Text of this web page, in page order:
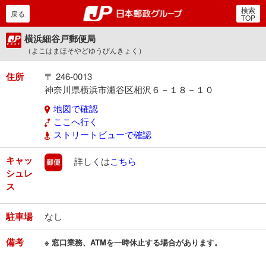
郵便局・日本郵政グルー
戻る 検索
TOP
横浜細谷戸郵便局
（よこはまほそやどゆうびんきょく）
住所
〒 246-0013
神奈川県横浜市瀬谷区相沢６－１８－１０
地図で確認
ここへ行く
ストリートビューで確認
キャッ
シュレ
ス
郵便
詳しくはこちら
駐車場 なし
備考 ※ 窓口業務、ATMを一時休止する場合があります。